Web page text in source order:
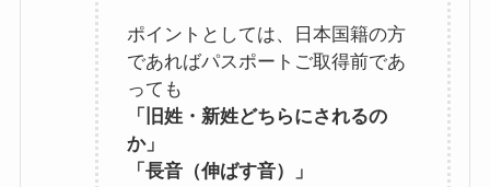
ポイントとしては、日本国籍の方
であればパスポートご取得前であ
っても
「旧姓・新姓どちらにされるの
か」
「長音（伸ばす音）」